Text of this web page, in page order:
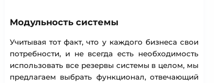
Модульность системы
Учитывая тот факт, что у каждого бизнеса свои
потребности, и не всегда есть необходимость
использовать все резервы системы в целом, мы
предлагаем выбрать функционал, отвечающий